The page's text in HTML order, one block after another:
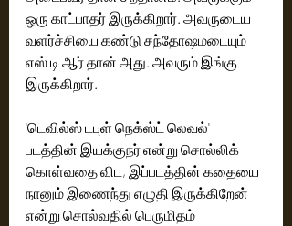
ஒரு காட்பாதர் இருக்கிறார். அவருடைய
வளர்ச்சியை கண்டு சந்தோஷமடையும்
எஸ் டி ஆர் தான் அது. அவரும் இங்கு
இருக்கிறார்.
'டெவில்ஸ் டபுள் நெக்ஸ்ட் லெவல்'
படத்தின் இயக்குநர் என்று சொல்லிக்
கொள்வதை விட, இப்படத்தின் கதையை
நானும் இணைந்து எழுதி இருக்கிறேன்
என்று சொல்வதில் பெருமிதம்